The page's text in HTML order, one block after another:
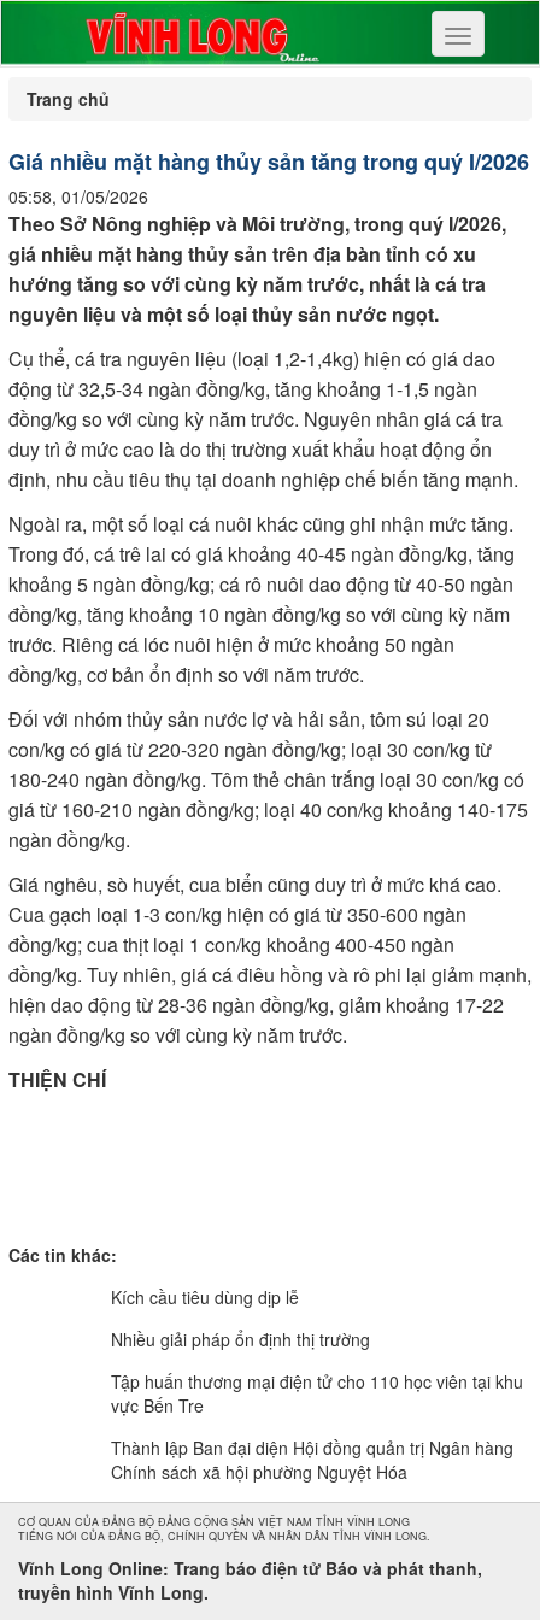
Toggle
navigation
Trang chủ
Giá nhiều mặt hàng thủy sản tăng trong quý I/2026
05:58, 01/05/2026
Theo Sở Nông nghiệp và Môi trường, trong quý I/2026,
giá nhiều mặt hàng thủy sản trên địa bàn tỉnh có xu
hướng tăng so với cùng kỳ năm trước, nhất là cá tra
nguyên liệu và một số loại thủy sản nước ngọt.
Cụ thể, cá tra nguyên liệu (loại 1,2-1,4kg) hiện có giá dao
động từ 32,5-34 ngàn đồng/kg, tăng khoảng 1-1,5 ngàn
đồng/kg so với cùng kỳ năm trước. Nguyên nhân giá cá tra
duy trì ở mức cao là do thị trường xuất khẩu hoạt động ổn
định, nhu cầu tiêu thụ tại doanh nghiệp chế biến tăng mạnh.
Ngoài ra, một số loại cá nuôi khác cũng ghi nhận mức tăng.
Trong đó, cá trê lai có giá khoảng 40-45 ngàn đồng/kg, tăng
khoảng 5 ngàn đồng/kg; cá rô nuôi dao động từ 40-50 ngàn
đồng/kg, tăng khoảng 10 ngàn đồng/kg so với cùng kỳ năm
trước. Riêng cá lóc nuôi hiện ở mức khoảng 50 ngàn
đồng/kg, cơ bản ổn định so với năm trước.
Đối với nhóm thủy sản nước lợ và hải sản, tôm sú loại 20
con/kg có giá từ 220-320 ngàn đồng/kg; loại 30 con/kg từ
180-240 ngàn đồng/kg. Tôm thẻ chân trắng loại 30 con/kg có
giá từ 160-210 ngàn đồng/kg; loại 40 con/kg khoảng 140-175
ngàn đồng/kg.
Giá nghêu, sò huyết, cua biển cũng duy trì ở mức khá cao.
Cua gạch loại 1-3 con/kg hiện có giá từ 350-600 ngàn
đồng/kg; cua thịt loại 1 con/kg khoảng 400-450 ngàn
đồng/kg. Tuy nhiên, giá cá điêu hồng và rô phi lại giảm mạnh,
hiện dao động từ 28-36 ngàn đồng/kg, giảm khoảng 17-22
ngàn đồng/kg so với cùng kỳ năm trước.
THIỆN CHÍ
Các tin khác:
Kích cầu tiêu dùng dịp lễ
Nhiều giải pháp ổn định thị trường
Tập huấn thương mại điện tử cho 110 học viên tại khu
vực Bến Tre
Thành lập Ban đại diện Hội đồng quản trị Ngân hàng
Chính sách xã hội phường Nguyệt Hóa
CƠ QUAN CỦA ĐẢNG BỘ ĐẢNG CỘNG SẢN VIỆT NAM TỈNH VĨNH LONG
TIẾNG NÓI CỦA ĐẢNG BỘ, CHÍNH QUYỀN VÀ NHÂN DÂN TỈNH VĨNH LONG.
Vĩnh Long Online: Trang báo điện tử Báo và phát thanh,
truyền hình Vĩnh Long.